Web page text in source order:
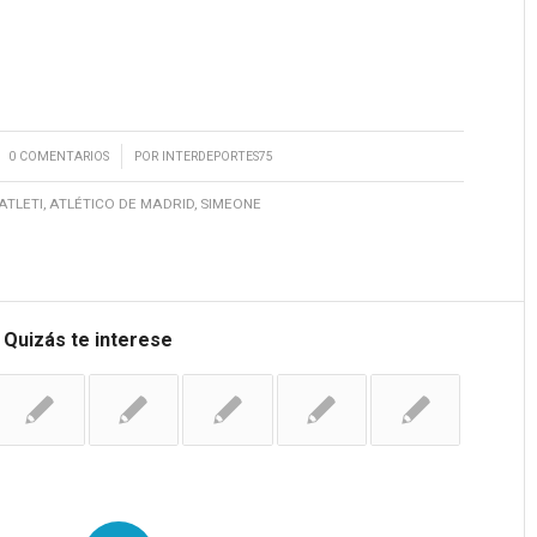
0 COMENTARIOS
/ POR INTERDEPORTES75
,ATLÉTICO DE MADRID, SIMEONE
Quizás te interese